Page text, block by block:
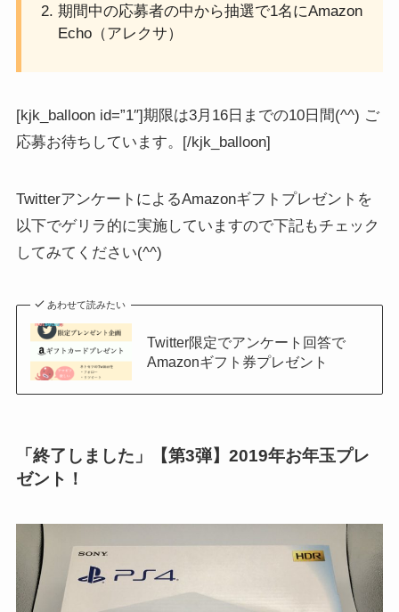
期間中の応募者の中から抽選で1名にAmazon
Echo（アレクサ）
[kjk_balloon id=”1″]期限は3月16日までの10日間(^^) ご
応募お待ちしています。[/kjk_balloon]
TwitterアンケートによるAmazonギフトプレゼントを
以下でゲリラ的に実施していますので下記もチェック
してみてください(^^)
あわせて読みたい
Twitter限定でアンケート回答で
Amazonギフト券プレゼント
「終了しました」【第3弾】2019年お年玉プレ
ゼント！